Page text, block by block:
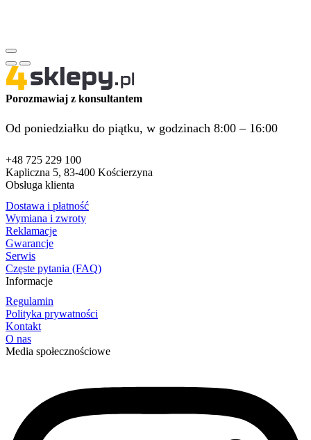
Porozmawiaj z konsultantem
Od poniedziałku do piątku, w godzinach 8:00 – 16:00
+48 725 229 100
Kapliczna 5, 83-400 Kościerzyna
Obsługa klienta
Dostawa i płatność
Wymiana i zwroty
Reklamacje
Gwarancje
Serwis
Częste pytania (FAQ)
Informacje
Regulamin
Polityka prywatności
Kontakt
O nas
Media społecznościowe